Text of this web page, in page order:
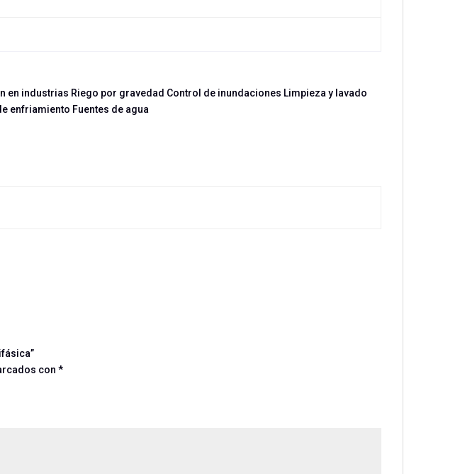
industrias Riego por gravedad Control de inundaciones Limpieza y lavado
enfriamiento Fuentes de agua
con *